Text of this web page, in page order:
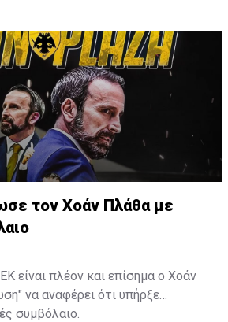
τον Χοάν Πλάθα με
είναι πλέον και επίσημα ο Χοάν
να αναφέρει ότι υπήρξε
συμβόλαιο.